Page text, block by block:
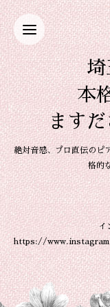
埼
本
ます
絶対音感、プロ直伝のピ
格的
イ
https://